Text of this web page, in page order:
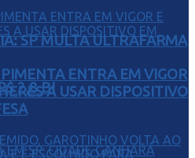
SP MULTA ULTRAFARMA
2,8 BI
ENTRA EM VIGOR
A USAR DISPOSITIVO